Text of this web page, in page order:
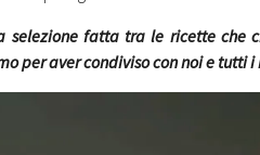
selezione fatta tra le ricette
per aver condiviso con noi e tutti